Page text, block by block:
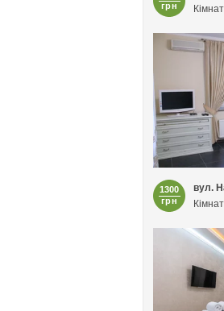
грн
1300
грн
вул.